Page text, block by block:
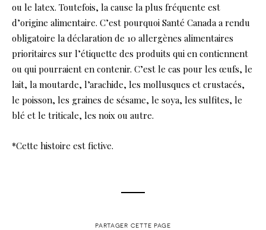
ou le latex. Toutefois, la cause la plus fréquente est
d’origine alimentaire. C’est pourquoi Santé Canada a rendu
obligatoire la déclaration de 10 allergènes alimentaires
prioritaires sur l’étiquette des produits qui en contiennent
ou qui pourraient en contenir. C’est le cas pour les œufs, le
lait, la moutarde, l’arachide, les mollusques et crustacés,
le poisson, les graines de sésame, le soya, les sulfites, le
blé et le triticale, les noix ou autre.
*Cette histoire est fictive.
partager cette page